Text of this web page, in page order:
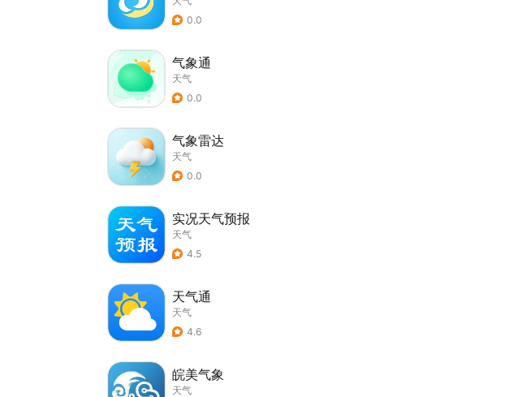
0.0
气象通
天气
0.0
气象雷达
天气
0.0
实况天气预报
天气
4.5
天气通
天气
4.6
皖美气象
天气